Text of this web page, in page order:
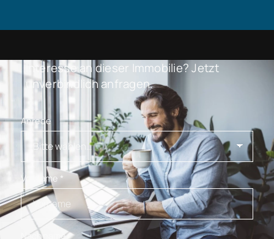
Interesse an dieser Immobilie? Jetzt
unverbindlich anfragen.
Anrede
Vorname *
Nachname*